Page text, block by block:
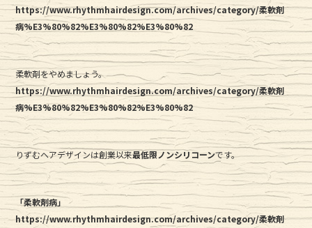
https://www.rhythmhairdesign.com/archives/category/柔軟剤
病%E3%80%82%E3%80%82%E3%80%82
柔軟剤をやめましょう。
https://www.rhythmhairdesign.com/archives/category/柔軟剤
病%E3%80%82%E3%80%82%E3%80%82
りずむヘアデザインは創業以来最低限ノンシリコーンです。
「柔軟剤病」
https://www.rhythmhairdesign.com/archives/category/柔軟剤